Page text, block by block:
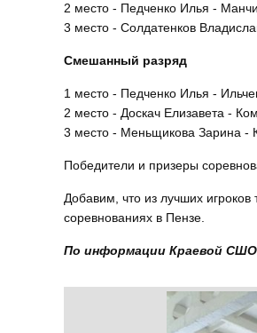
2 место - Педченко Илья -
3 место - Солдатенков
Смешанный разряд
1 место - Педченко Илья -
2 место - Доскач Елизавета -
3 место - Меньщикова Зарина -
Победители и призеры
Добавим, что из лучших
соревнованиях в Пензе.
По информации Краевой